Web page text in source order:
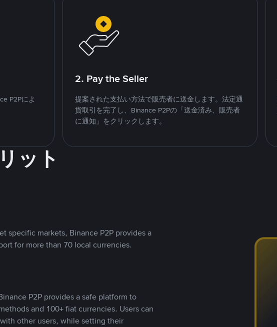
P2Pによ
2. Pay the Seller
提案された支払い方法で販売者に送金します。法定通
貨取引を完了し、Binance P2Pの「送金済み、販売者
に通知」をクリックします。
ット
specific markets, Binance P2P provides a
for more than 70 local currencies.
P2P provides a safe platform to
and 100+ fiat currencies. Users can
other users, while setting their